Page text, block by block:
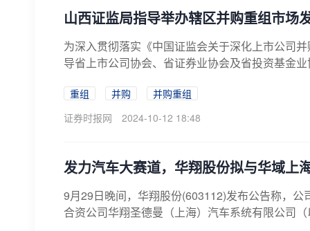
山西证监局指导举办辖区并购重组市场
为深入贯彻落实《中国证监会关于深化上市公司
导省上市公司协会、省证券业协会及省投资基金
重组 并购
并购重组
证券时报网
2024-10-12 18:48
发力汽车大赛道，华翔股份拟与华域上
9月29日晚间，华翔股份(603112)发布公告称，公
合资公司华翔圣德曼（上海）汽车系统有限公司